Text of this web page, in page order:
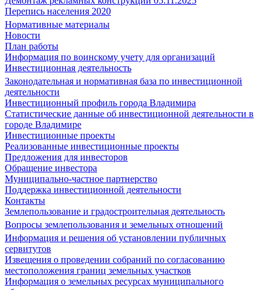
Перепись населения 2020
Нормативные материалы
Новости
План работы
Информация по воинскому учету для организаций
Инвестиционная деятельность
Законодательная и нормативная база по инвестиционной
деятельности
Инвестиционный профиль города Владимира
Статистические данные об инвестиционной деятельности в
городе Владимире
Инвестиционные проекты
Реализованные инвестиционные проекты
Предложения для инвесторов
Обращение инвестора
Муниципально-частное партнерство
Поддержка инвестиционной деятельности
Контакты
Землепользование и градостроительная деятельность
Вопросы землепользования и земельных отношений
Информация и решения об установлении публичных
сервитутов
Извещения о проведении собраний по согласованию
местоположения границ земельных участков
Информация о земельных ресурсах муниципального